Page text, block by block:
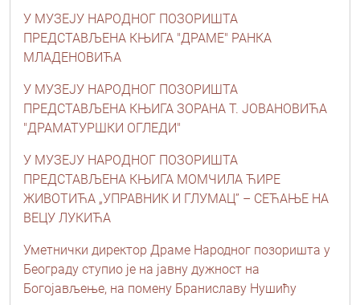
У МУЗЕЈУ НАРОДНОГ ПОЗОРИШТА
ПРЕДСТАВЉЕНА КЊИГА "ДРАМЕ" РАНКА
МЛАДЕНОВИЋА
У МУЗЕЈУ НАРОДНОГ ПОЗОРИШТА
ПРЕДСТАВЉЕНА КЊИГА ЗОРАНА Т. ЈОВАНОВИЋА
"ДРАМАТУРШКИ ОГЛЕДИ"
У МУЗЕЈУ НАРОДНОГ ПОЗОРИШТА
ПРЕДСТАВЉЕНА КЊИГА МОМЧИЛА ЋИРЕ
ЖИВОТИЋА „УПРАВНИК И ГЛУМАЦ” – СЕЋАЊЕ НА
ВЕЦУ ЛУКИЋА
Уметнички директор Драме Народног позоришта у
Београду ступио је на јавну дужност на
Богојављење, на помену Браниславу Нушићу